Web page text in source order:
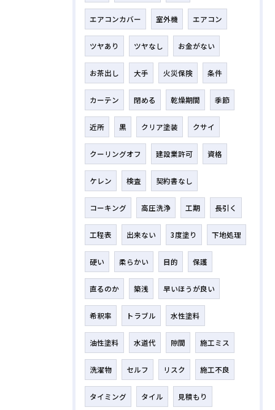
エアコンカバー 室外機 エアコン
ツヤあり ツヤなし お金がない
お茶出し 大手 火災保険 条件
カーテン 閉める 乾燥期間 季節
近所 黒 クリア塗装 クサイ
クーリングオフ 建設業許可 資格
ケレン 検査 契約書なし
コーキング 高圧洗浄 工期 長引く
工程表 出来ない 3度塗り 下地処理
硬い 柔らかい 目的 保護
直るのか 築浅 早いほうが良い
希釈率 トラブル 水性塗料
油性塗料 水道代 隙間 施工ミス
洗濯物 セルフ リスク 施工不良
タイミング タイル 見積もり